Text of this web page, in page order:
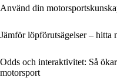
Använd din
Jämför löpförutsägelser – hitta
Odds och interaktivitet: Så
motorsport